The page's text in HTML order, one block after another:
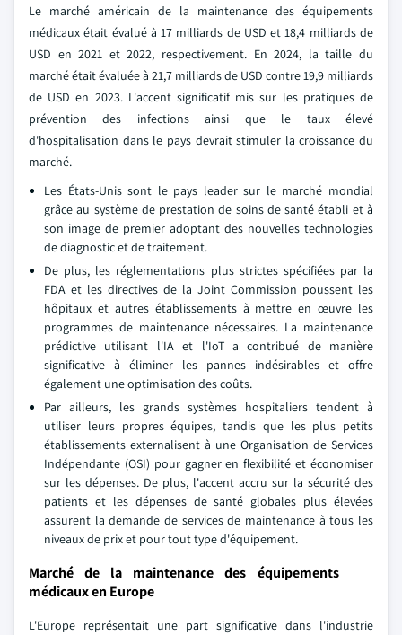
Le marché américain de la maintenance des équipements
médicaux était évalué à 17 milliards de USD et 18,4 milliards de
USD en 2021 et 2022, respectivement. En 2024, la taille du
marché était évaluée à 21,7 milliards de USD contre 19,9 milliards
de USD en 2023. L'accent significatif mis sur les pratiques de
prévention des infections ainsi que le taux élevé
d'hospitalisation dans le pays devrait stimuler la croissance du
marché.
Les États-Unis sont le pays leader sur le marché mondial
grâce au système de prestation de soins de santé établi et à
son image de premier adoptant des nouvelles technologies
de diagnostic et de traitement.
De plus, les réglementations plus strictes spécifiées par la
FDA et les directives de la Joint Commission poussent les
hôpitaux et autres établissements à mettre en œuvre les
programmes de maintenance nécessaires. La maintenance
prédictive utilisant l'IA et l'IoT a contribué de manière
significative à éliminer les pannes indésirables et offre
également une optimisation des coûts.
Par ailleurs, les grands systèmes hospitaliers tendent à
utiliser leurs propres équipes, tandis que les plus petits
établissements externalisent à une Organisation de Services
Indépendante (OSI) pour gagner en flexibilité et économiser
sur les dépenses. De plus, l'accent accru sur la sécurité des
patients et les dépenses de santé globales plus élevées
assurent la demande de services de maintenance à tous les
niveaux de prix et pour tout type d'équipement.
Marché de la maintenance des équipements
médicaux en Europe
L'Europe représentait une part significative dans l'industrie